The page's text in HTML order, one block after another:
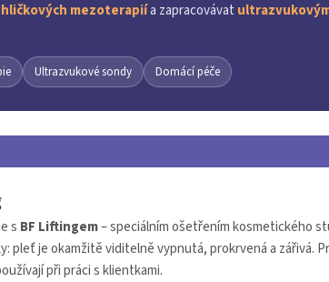
mezoterapiía zapracovávat
Ultrazvukové sondy Domácí péče
s BF Liftingem– speciálním ošetřením kosmetického
pleť je okamžitě viditelně vypnutá, prokrvená a zářivá.
při práci s klientkami.